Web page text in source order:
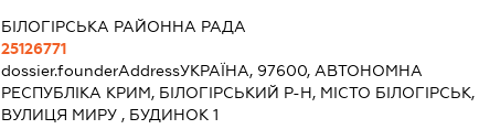
БІЛОГІРСЬКА РАЙОННА РАДА
25126771
dossier.founderAddressУКРАЇНА, 97600, АВТОНОМНА
РЕСПУБЛІКА КРИМ, БІЛОГІРСЬКИЙ Р-Н, МІСТО БІЛОГІРСЬК,
ВУЛИЦЯ МИРУ , БУДИНОК 1